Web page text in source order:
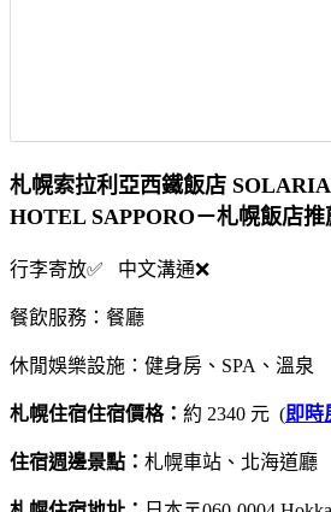
札幌索拉利亞西鐵飯店
HOTEL SAPPORO－札幌飯店推
行李寄放✅ 中文溝通❌
餐飲服務：餐廳
休閒娛樂設施：健身房、SPA、溫泉
札幌住宿住宿價格： 約 2340 元 (即時
住宿週邊景點： 札幌車站、北海道廳